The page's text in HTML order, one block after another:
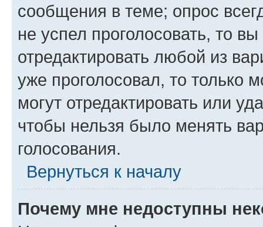
сообщения в теме; опрос
не успел проголосовать, то
отредактировать любой из
уже проголосовал, то только
могут отредактировать или
чтобы нельзя было менять
голосования.
Вернуться к началу
Почему мне недоступны